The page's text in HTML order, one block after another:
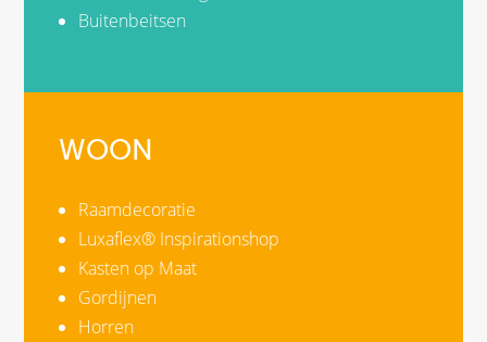
Buitenbeitsen
WOON
Raamdecoratie
Luxaflex® Inspirationshop
Kasten op Maat
Gordijnen
Horren